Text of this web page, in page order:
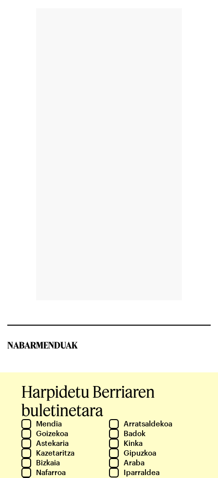
NABARMENDUAK
Harpidetu Berriaren
buletinetara
Mendia
Arratsaldekoa
Goizekoa
Badok
Astekaria
Kinka
Kazetaritza
Gipuzkoa
Bizkaia
Araba
Nafarroa
Iparraldea